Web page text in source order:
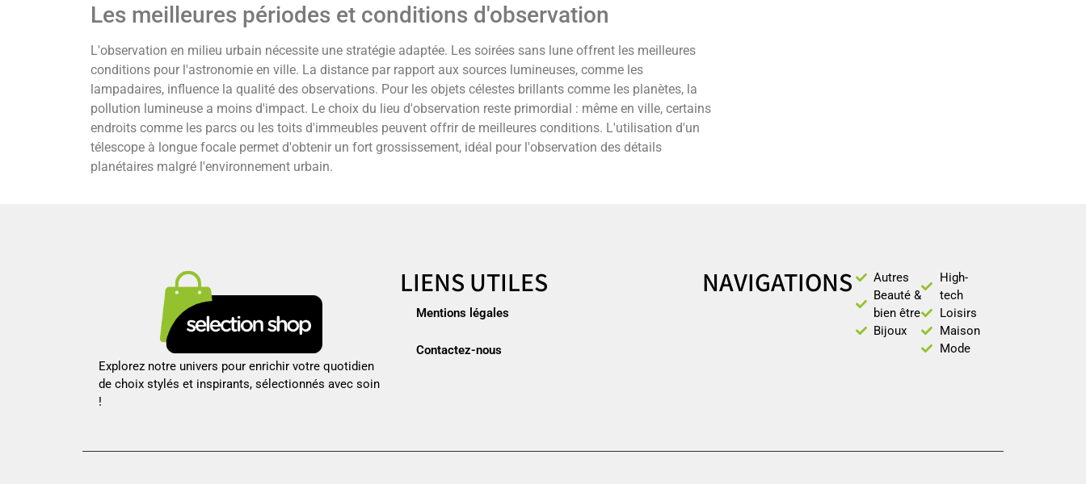
Les meilleures périodes et conditions d'observation
L'observation en milieu urbain nécessite une stratégie adaptée. Les soirées sans lune offrent les meilleures
conditions pour l'astronomie en ville. La distance par rapport aux sources lumineuses, comme les
lampadaires, influence la qualité des observations. Pour les objets célestes brillants comme les planètes, la
pollution lumineuse a moins d'impact. Le choix du lieu d'observation reste primordial : même en ville, certains
endroits comme les parcs ou les toits d'immeubles peuvent offrir de meilleures conditions. L'utilisation d'un
télescope à longue focale permet d'obtenir un fort grossissement, idéal pour l'observation des détails
planétaires malgré l'environnement urbain.
Explorez notre univers pour enrichir votre quotidien
de choix stylés et inspirants, sélectionnés avec soin
!
LIENS UTILES
Mentions légales
Contactez-nous
NAVIGATIONS
Autres
Beauté &
bien être
Bijoux
High-
tech
Loisirs
Maison
Mode